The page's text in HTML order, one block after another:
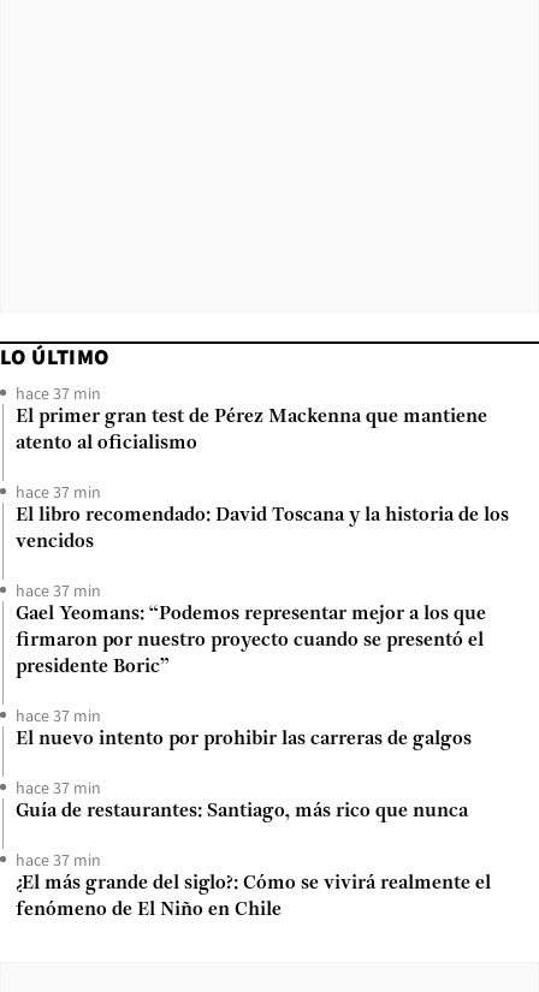
LO ÚLTIMO
hace 37 min
El primer gran test de Pérez Mackenna que mantiene
atento al oficialismo
hace 37 min
El libro recomendado: David Toscana y la historia de los
vencidos
hace 37 min
Gael Yeomans: “Podemos representar mejor a los que
firmaron por nuestro proyecto cuando se presentó el
presidente Boric”
hace 37 min
El nuevo intento por prohibir las carreras de galgos
hace 37 min
Guía de restaurantes: Santiago, más rico que nunca
hace 37 min
¿El más grande del siglo?: Cómo se vivirá realmente el
fenómeno de El Niño en Chile